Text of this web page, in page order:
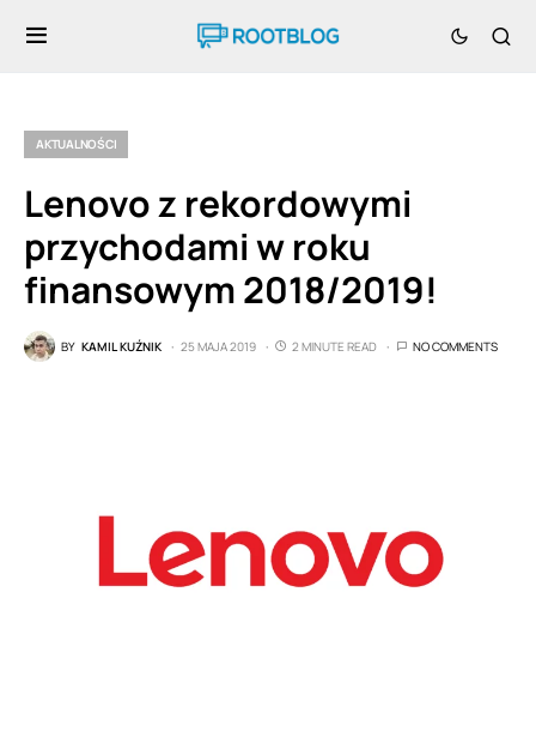
AKTUALNOŚCI
Lenovo z rekordowymi
przychodami w roku
finansowym 2018/2019!
BY KAMIL KUŹNIK 25 MAJA 2019 2 MINUTE READ NO COMMENTS